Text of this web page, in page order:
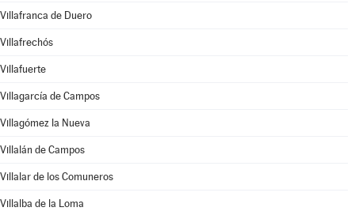
Villafranca de Duero
Villafrechós
Villafuerte
Villagarcía de Campos
Villagómez la Nueva
Villalán de Campos
Villalar de los Comuneros
Villalba de la Loma